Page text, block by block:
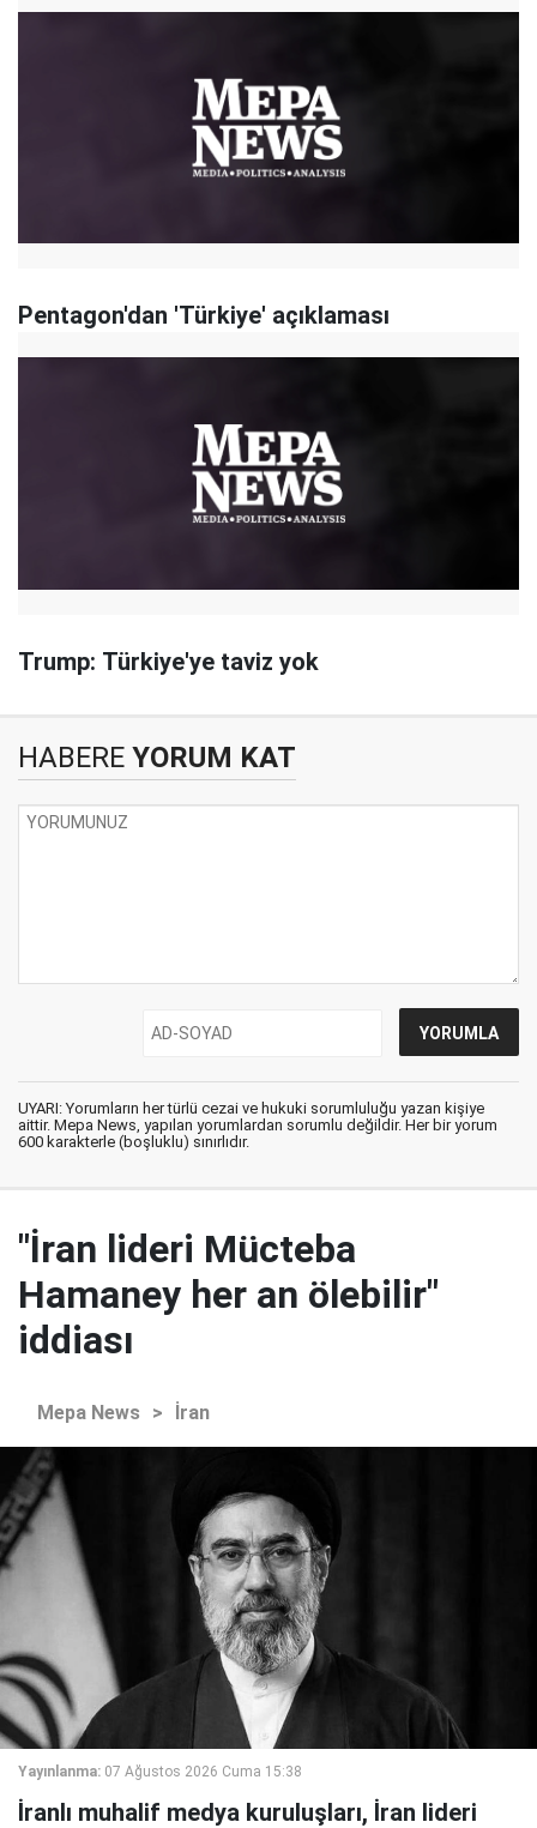
Pentagon'dan 'Türkiye' açıklaması
Trump: Türkiye'ye taviz yok
HABERE YORUM KAT
UYARI: Yorumların her türlü cezai ve hukuki sorumluluğu yazan kişiye
aittir. Mepa News, yapılan yorumlardan sorumlu değildir. Her bir yorum
600 karakterle (boşluklu) sınırlıdır.
"İran lideri Mücteba
Hamaney her an ölebilir"
iddiası
Mepa News > İran
Yayınlanma: 07 Ağustos 2026 Cuma 15:38
İranlı muhalif medya kuruluşları, İran lideri